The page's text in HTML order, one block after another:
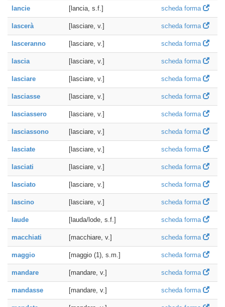
lancie [lancia, s.f.] scheda forma
lascerà [lasciare, v.] scheda forma
lasceranno [lasciare, v.] scheda forma
lascia [lasciare, v.] scheda forma
lasciare [lasciare, v.] scheda forma
lasciasse [lasciare, v.] scheda forma
lasciassero [lasciare, v.] scheda forma
lasciassono [lasciare, v.] scheda forma
lasciate [lasciare, v.] scheda forma
lasciati [lasciare, v.] scheda forma
lasciato [lasciare, v.] scheda forma
lascino [lasciare, v.] scheda forma
laude [lauda/lode, s.f.] scheda forma
macchiati [macchiare, v.] scheda forma
maggio [maggio (1), s.m.] scheda forma
mandare [mandare, v.] scheda forma
mandasse [mandare, v.] scheda forma